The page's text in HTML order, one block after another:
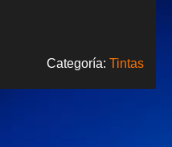
Categoría: Tintas